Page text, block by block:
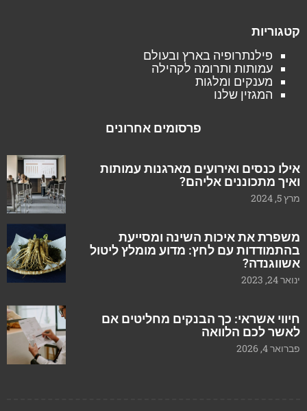
קטגוריות
פילנתרופיה בארץ ובעולם
עמותות ותרומה לקהילה
מענקים ומלגות
המגזין שלנו
פרסומים אחרונים
אילו כנסים ואירועים מארגנות עמותות
ואיך מתכוננים אליהם?
מרץ 5, 2024
משפרת את איכות השינה ומסייעת
בהתמודדות עם לחץ: מדוע מומלץ ליטול
אשווגנדה?
ינואר 24, 2023
חיווי אשראי: כך הבנקים מחליטים אם
לאשר לכם הלוואה
פברואר 4, 2026